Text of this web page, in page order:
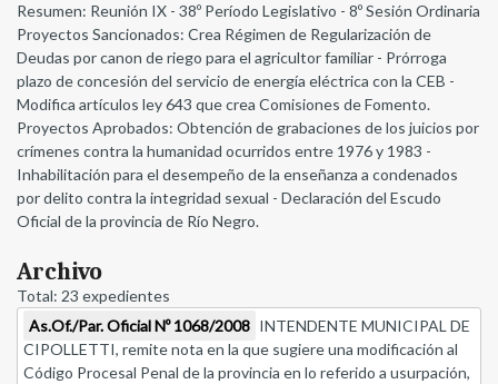
Resumen: Reunión IX - 38º Período Legislativo - 8º Sesión Ordinaria
Proyectos Sancionados: Crea Régimen de Regularización de
Deudas por canon de riego para el agricultor familiar - Prórroga
plazo de concesión del servicio de energía eléctrica con la CEB -
Modifica artículos ley 643 que crea Comisiones de Fomento.
Proyectos Aprobados: Obtención de grabaciones de los juicios por
crímenes contra la humanidad ocurridos entre 1976 y 1983 -
Inhabilitación para el desempeño de la enseñanza a condenados
por delito contra la integridad sexual - Declaración del Escudo
Oficial de la provincia de Río Negro.
Archivo
Total: 23 expedientes
As.Of./Par. Oficial Nº 1068/2008 INTENDENTE MUNICIPAL DE
CIPOLLETTI, remite nota en la que sugiere una modificación al
Código Procesal Penal de la provincia en lo referido a usurpación,